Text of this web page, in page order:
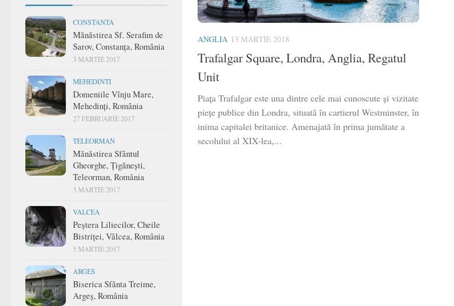
ANGLIA 13 MARTIE 2018
Trafalgar Square, Londra, Anglia, Regatul
Unit
Piața Trafalgar este una dintre cele mai cunoscute și vizitate
piețe publice din Londra, situată în cartierul Westminster, în
inima capitalei britanice. Amenajată în prima jumătate a
secolului al XIX-lea,...
CONSTANTA
Mănăstirea Sf. Serafim de
Sarov, Constanța, România
3 MARTIE 2017
MEHEDINTI
Domeniile Vînju Mare,
Mehedinți, România
27 FEBRUARIE 2017
TELEORMAN
Mănăstirea Sfântul
Gheorghe, Țigănești,
Teleorman, România
3 MARTIE 2017
VALCEA
Peștera Liliecilor, Cheile
Bistriței, Vâlcea, România
5 MARTIE 2017
ARGES
Biserica Sfânta Treime,
Argeș, România